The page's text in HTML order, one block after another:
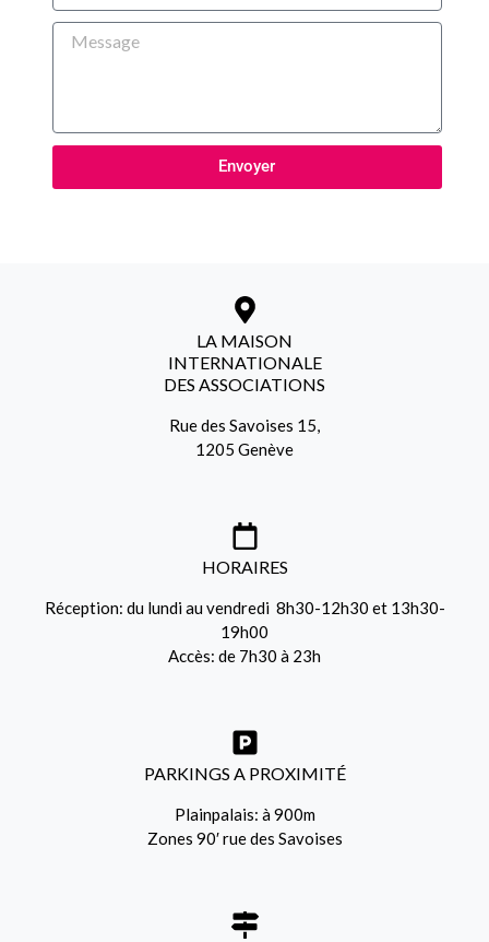
Envoyer
LA MAISON
INTERNATIONALE
DES ASSOCIATIONS
Rue des Savoises 15,
1205 Genève
HORAIRES
Réception: du lundi au vendredi 8h30-12h30 et 13h30-
19h00
Accès: de 7h30 à 23h
PARKINGS A PROXIMITÉ
Plainpalais: à 900m
Zones 90′ rue des Savoises